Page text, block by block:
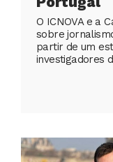
O ICNOVA e a
sobre
partir de um
investigadores